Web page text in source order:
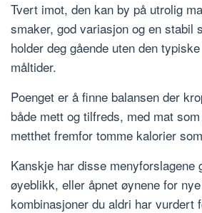
Tvert imot, den kan by på utrolig
smaker, god variasjon og en stabil
holder deg gående uten den
måltider.
Poenget er å finne balansen der
både mett og tilfreds, med mat
metthet fremfor tomme kalorier
Kanskje har disse menyforslagene
øyeblikk, eller åpnet øynene for
kombinasjoner du aldri har vurdert